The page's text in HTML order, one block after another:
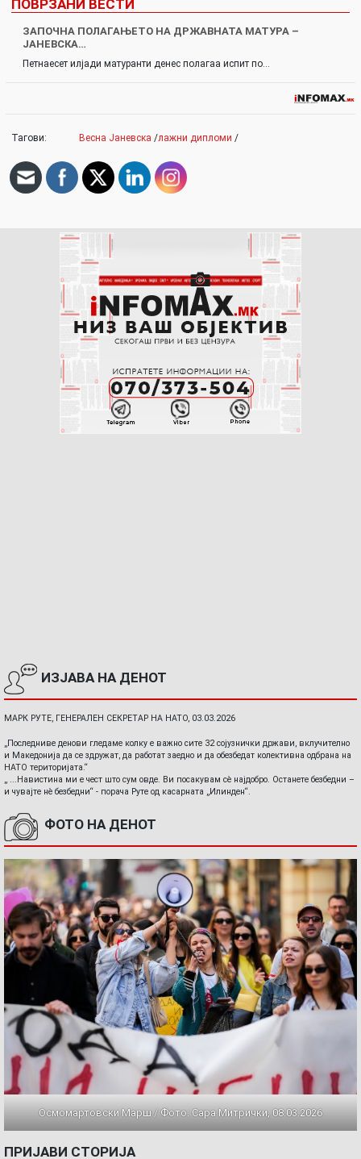
ПОВРЗАНИ ВЕСТИ
ЗАПОЧНА ПОЛАГАЊЕТО НА ДРЖАВНАТА МАТУРА –
ЈАНЕВСКА…
Петнаесет илјади матуранти денес полагаа испит по…
Тагови: Весна Јаневска /лажни дипломи /
ИЗЈАВА НА ДЕНОТ
МАРК РУТЕ, ГЕНЕРАЛЕН СЕКРЕТАР НА НАТО, 03.03.2026
„Последниве денови гледаме колку е важно сите 32 сојузнички држави, вклучително
и Македонија да се здружат, да работат заедно и да обезбедат колективна одбрана на
НАТО територијата.“
„ ...Навистина ми е чест што сум овде. Ви посакувам сè најдобро. Останете безбедни –
и чувајте нè безбедни“ - порача Руте од касарната „Илинден“.
ФОТО НА ДЕНОТ
Осмомартовски Марш / Фото: Сара Митрички, 08.03.2026
ПРИЈАВИ СТОРИЈА